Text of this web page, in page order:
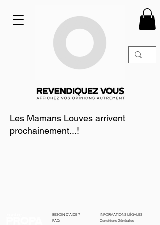
Les Mamans Louves arrivent
prochainement...!
BESOIN D'AIDE ?
FAQ
INFORMATIONS LÉGALES
Conditions Générales